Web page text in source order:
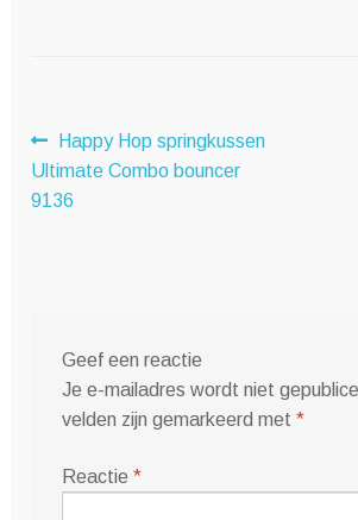
Bericht
navigatie
Vorig
bericht:
Happy Hop springkussen
Ultimate Combo bouncer
9136
Geef een reactie
Je e-mailadres wordt niet
velden zijn gemarkeerd met *
Reactie *